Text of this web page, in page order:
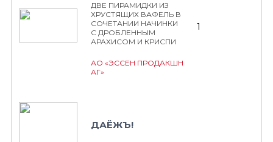
ДВЕ ПИРАМИДКИ ИЗ
ХРУСТЯЩИХ ВАФЕЛЬ В
СОЧЕТАНИИ НАЧИНКИ
С ДРОБЛЕННЫМ
АРАХИСОМ И КРИСПИ
АО «ЭССЕН ПРОДАКШН
АГ»
1
ДАЁЖЪ!